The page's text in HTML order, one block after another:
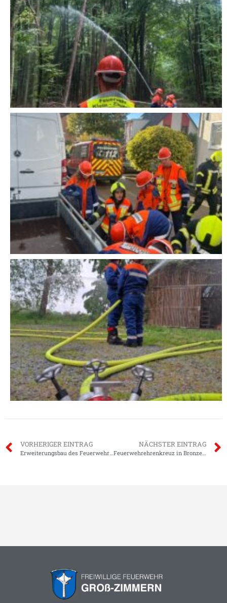
VORHERIGER EINTRAG
Erweiterungsbau des Feuerwehrstützpunktes feierlich eingeweiht
NÄCHSTER EINTRAG
Feuerwehrehrenkreuz in Bronze für Gemeindebrandinspektor Benedikt Fröhlich